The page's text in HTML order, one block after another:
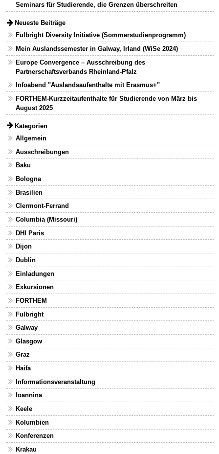
Seminars für Studierende, die Grenzen überschreiten
Neueste Beiträge
Fulbright Diversity Initiative (Sommerstudienprogramm)
Mein Auslandssemester in Galway, Irland (WiSe 2024)
Europe Convergence – Ausschreibung des
Partnerschaftsverbands Rheinland-Pfalz
Infoabend "Auslandsaufenthalte mit Erasmus+"
FORTHEM-Kurzzeitaufenthalte für Studierende von März bis
August 2025
Kategorien
Allgemein
Ausschreibungen
Baku
Bologna
Brasilien
Clermont-Ferrand
Columbia (Missouri)
DHI Paris
Dijon
Dublin
Einladungen
Exkursionen
FORTHEM
Fulbright
Galway
Glasgow
Graz
Haifa
Informationsveranstaltung
Ioannina
Keele
Kolumbien
Konferenzen
Krakau